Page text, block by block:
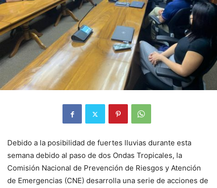
Debido a la posibilidad de fuertes lluvias durante esta
semana debido al paso de dos Ondas Tropicales, la
Comisión Nacional de Prevención de Riesgos y Atención
de Emergencias (CNE) desarrolla una serie de acciones de